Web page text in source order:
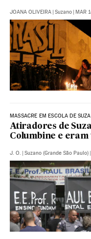
JOANA OLIVEIRA | Suzano | MAR
MASSACRE EM ESCOLA DE
Atiradores de
Columbine e eram
J. O. | Suzano (Grande São Paulo) |